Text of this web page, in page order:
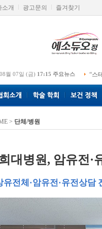
소개 광고문의 즐겨찾기
08월 07일 (금) 17:15 주요뉴스 “스
> 단체/병원
대병원, 암유전·
유전체·암유전·유전상담